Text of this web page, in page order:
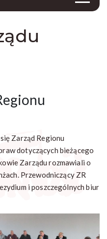
Zarząd Regionu
dotyczących bieżącego
Zarządu rozmawiali o
Przewodniczący ZR
i poszczególnych biur